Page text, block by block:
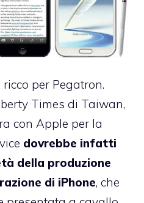
per Pegatron.
Times di Taiwan,
con Apple per la
dovrebbe infatti
della produzione
di iPhone, che